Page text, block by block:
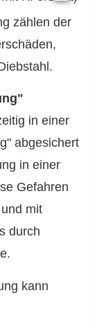
zählen der
in einer
abgesichert
in einer
Gefahren
mit
durch
kann